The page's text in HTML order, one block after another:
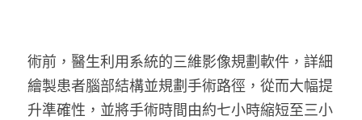
陳子遷律師專欄
羅浚軒專欄
術前，醫生利用系統的三維影像規劃軟件，詳細
繪製患者腦部結構並規劃手術路徑，從而大幅提
升準確性，並將手術時間由約七小時縮短至三小